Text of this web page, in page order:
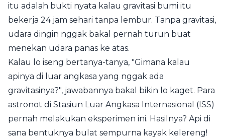
itu adalah bukti nyata kalau gravitasi bumi itu
bekerja 24 jam sehari tanpa lembur. Tanpa gravitasi,
udara dingin nggak bakal pernah turun buat
menekan udara panas ke atas.
Kalau lo iseng bertanya-tanya, "Gimana kalau
apinya di luar angkasa yang nggak ada
gravitasinya?", jawabannya bakal bikin lo kaget. Para
astronot di Stasiun Luar Angkasa Internasional (ISS)
pernah melakukan eksperimen ini. Hasilnya? Api di
sana bentuknya bulat sempurna kayak kelereng!